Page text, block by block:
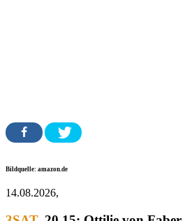
Bildquelle: amazon.de
14.08.2026,